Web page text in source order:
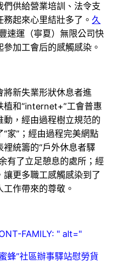
們供給營業培訓、法令支
務起來心里結壯多了。久
速運（寧夏）無限公司快
加工會后的感觸感染。
將新失業形狀休息者進
植和“internet+”工會普惠
動，經由過程樹立規范的
家”；經由過程完美網點
統籌的“戶外休息者驛
有了立足憩息的處所；經
讓更多職工感觸感染到了
作帶來的尊敬。
FAMILY: " alt="
蜂”社區辦事驛站慰勞貨